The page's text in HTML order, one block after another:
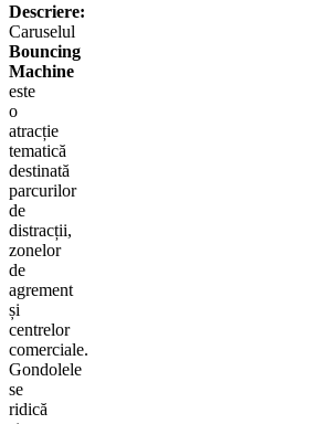
Descriere:
Caruselul
Bouncing
Machine
este
o
atracție
tematică
destinată
parcurilor
de
distracții,
zonelor
de
agrement
și
centrelor
comerciale.
Gondolele
se
ridică